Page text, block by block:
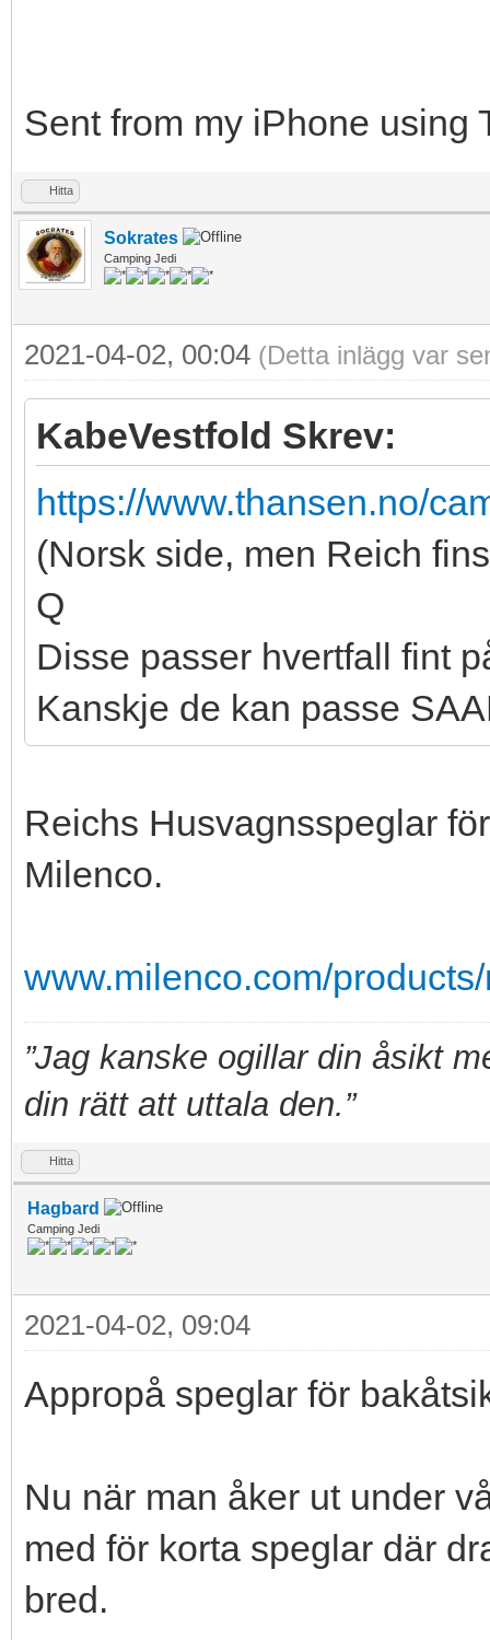
Sent from my iPhone using
Hitta
Sokrates
Camping Jedi
2021-04-02, 00:04 (Detta inlägg var
KabeVestfold Skrev:
https://www.thansen.no/
(Norsk side, men Reich
Q
Disse passer hvertfall fint
Kanskje de kan passe
Reichs Husvagnsspeglar
Milenco.
www.milenco.com/
”Jag kanske ogillar din åsikt
din rätt att uttala den.”
Hitta
Hagbard
Camping Jedi
2021-04-02, 09:04
Appropå speglar för
Nu när man åker ut under
med för korta speglar där
bred.